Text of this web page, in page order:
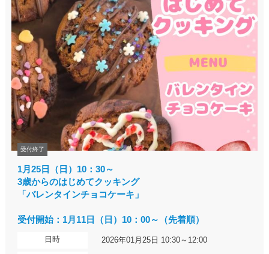
受付終了
1月25日（日）10：30～
3歳からのはじめてクッキング
「バレンタインチョコケーキ」
受付開始：1月11日（日）10：00～（先着順）
日時 2026年01月25日 10:30～12:00